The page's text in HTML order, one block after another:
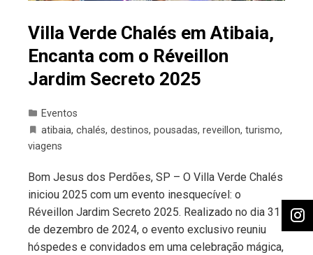
Villa Verde Chalés em Atibaia,
Encanta com o Réveillon
Jardim Secreto 2025
Eventos
atibaia, chalés, destinos, pousadas, reveillon, turismo,
viagens
Bom Jesus dos Perdões, SP – O Villa Verde Chalés
iniciou 2025 com um evento inesquecível: o
Réveillon Jardim Secreto 2025. Realizado no dia 31
de dezembro de 2024, o evento exclusivo reuniu
hóspedes e convidados em uma celebração mágica,